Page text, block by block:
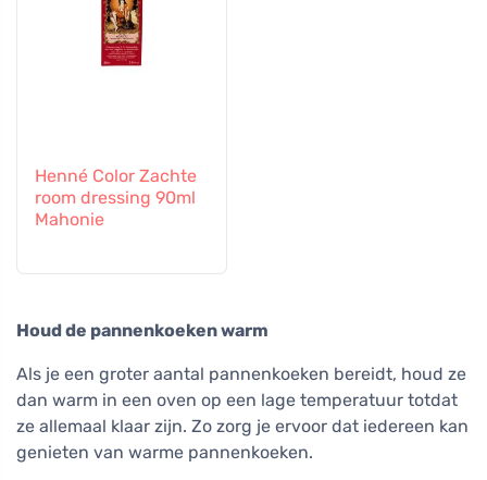
Henné Color Zachte
room dressing 90ml
Mahonie
Houd de pannenkoeken warm
Als je een groter aantal pannenkoeken bereidt, houd ze
dan warm in een oven op een lage temperatuur totdat
ze allemaal klaar zijn. Zo zorg je ervoor dat iedereen kan
genieten van warme pannenkoeken.